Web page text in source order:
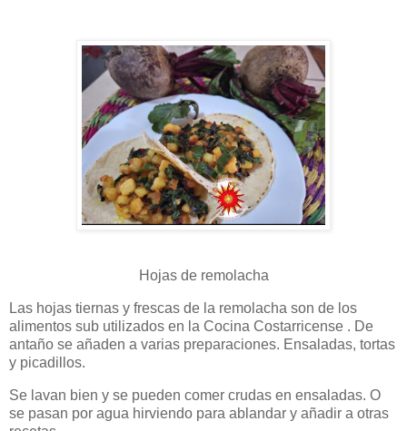
Hojas de remolacha
Las hojas tiernas y frescas de la remolacha son de los
alimentos sub utilizados en la Cocina Costarricense . De
antaño se añaden a varias preparaciones. Ensaladas, tortas
y picadillos.
Se lavan bien y se pueden comer crudas en ensaladas. O
se pasan por agua hirviendo para ablandar y añadir a otras